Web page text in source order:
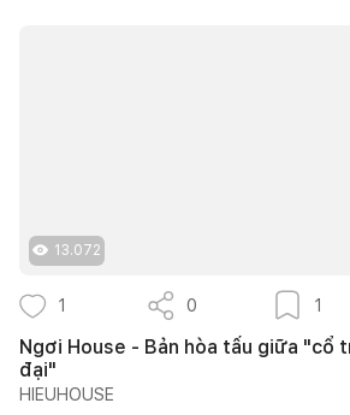
13.072
1 0 1
Ngơi House - Bản hòa tấu giữa "cổ
đại"
HIEUHOUSE